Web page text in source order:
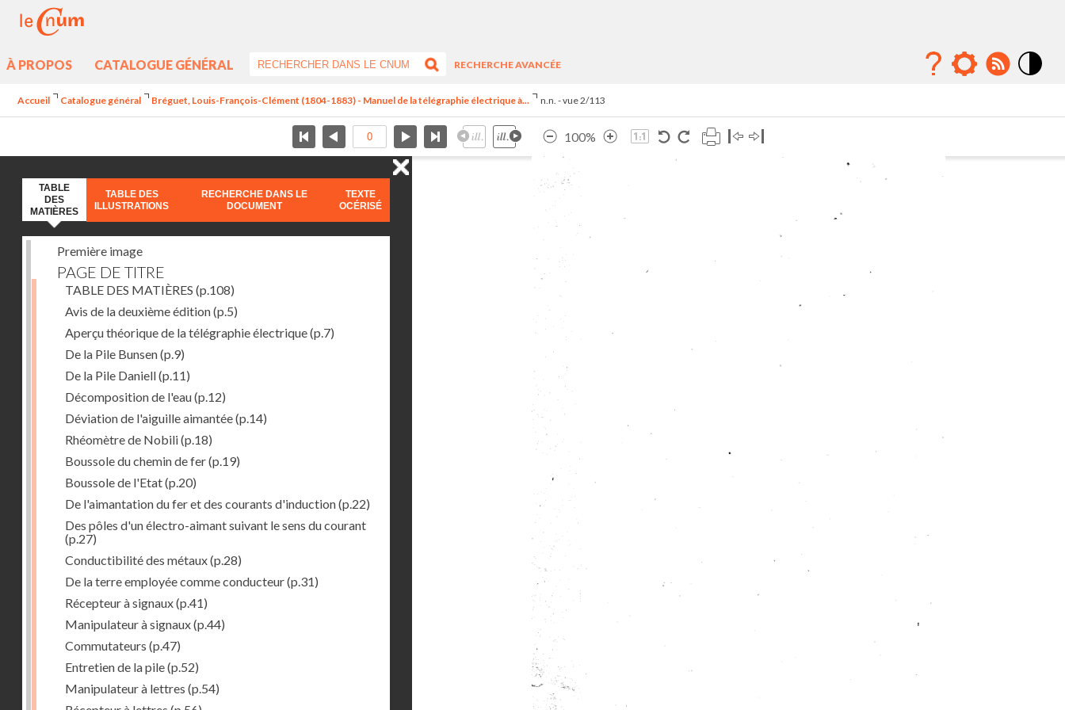
À PROPOS CATALOGUE GÉNÉRAL
RECHERCHE AVANCÉE
Accueil Catalogue général Bréguet, Louis-François-Clément (1804-1883) - Manuel de la télégraphie électrique à... n.n. - vue 2/113
100%
TABLE
DES
MATIÈRES
TABLE DES
ILLUSTRATIONS
RECHERCHE DANS LE
DOCUMENT
TEXTE
OCÉRISÉ
Première image
PAGE DE TITRE
TABLE DES MATIÈRES (p.108)
Avis de la deuxième édition(p.5)
Aperçu théorique de la télégraphie électrique(p.7)
De la Pile Bunsen(p.9)
De la Pile Daniell(p.11)
Décomposition de l'eau(p.12)
Déviation de l'aiguille aimantée(p.14)
Rhéomètre de Nobili(p.18)
Boussole du chemin de fer(p.19)
Boussole de l'Etat(p.20)
De l'aimantation du fer et des courants d'induction(p.22)
Des pôles d'un électro-aimant suivant le sens du courant
(p.27)
Conductibilité des métaux(p.28)
De la terre employée comme conducteur(p.31)
Récepteur à signaux(p.41)
Manipulateur à signaux(p.44)
Commutateurs (p.47)
Entretien de la pile(p.52)
Manipulateur à lettres (p.54)